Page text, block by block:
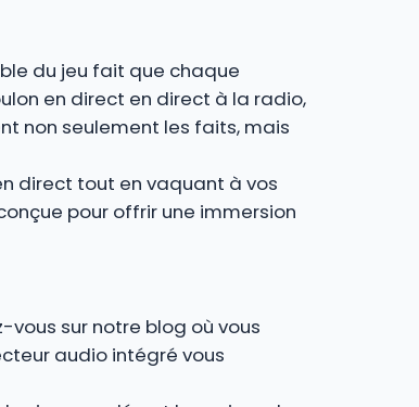
du jeu fait que chaque
en direct en direct à la radio,
non seulement les faits, mais
direct tout en vaquant à vos
pour offrir une immersion
vous sur notre blog où vous
audio intégré vous